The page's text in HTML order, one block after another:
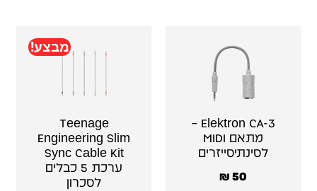
Elektron CA-3 –
מתאם MIDI
לסינתיסייזרים
₪50
מבצע!
Teenage
Engineering Slim
Sync Cable Kit
ערכת 5 כבלים
לסכרון